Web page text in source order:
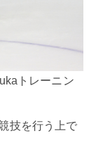
トレーニン
技を行う上で